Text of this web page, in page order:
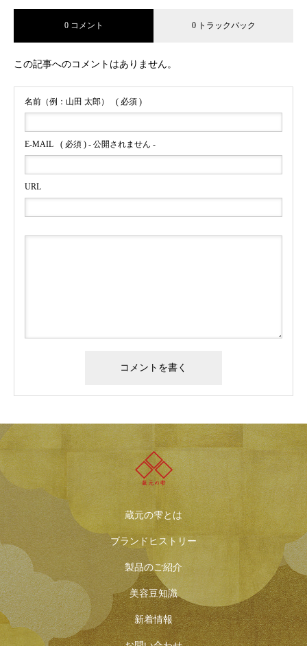
0 コメント 0 トラックバック
この記事へのコメントはありません。
名前（例：山田 太郎） ( 必須 )
E-MAIL ( 必須 ) - 公開されません -
URL
蔵元の雫とは
ブランドヒストリー
製品のご紹介
美容豆知識
新着情報